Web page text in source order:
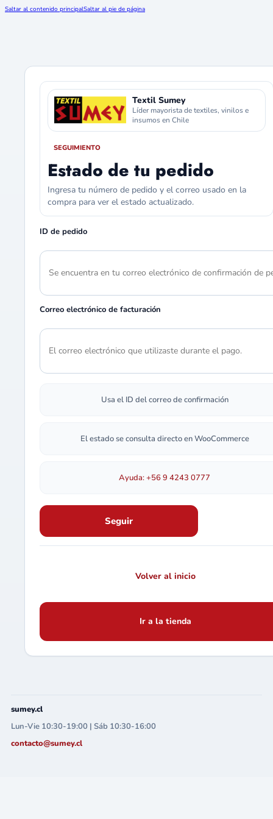
Saltar al contenido principalSaltar al pie de página
Textil Sumey
Líder mayorista de textiles, vinilos e
insumos en Chile
SEGUIMIENTO
Estado de tu pedido
Ingresa tu número de pedido y el correo usado en la
compra para ver el estado actualizado.
ID de pedido
Correo electrónico de facturación
Usa el ID del correo de confirmación
El estado se consulta directo en WooCommerce
Ayuda: +56 9 4243 0777
Seguir
Volver al inicio
Ir a la tienda
sumey.cl
Lun-Vie 10:30-19:00 | Sáb 10:30-16:00
contacto@sumey.cl